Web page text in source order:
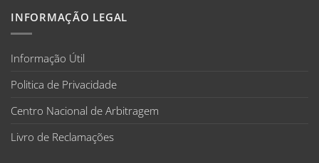
INFORMAÇÃO LEGAL
Informação Útil
Politica de Privacidade
Centro Nacional de Arbitragem
Livro de Reclamações